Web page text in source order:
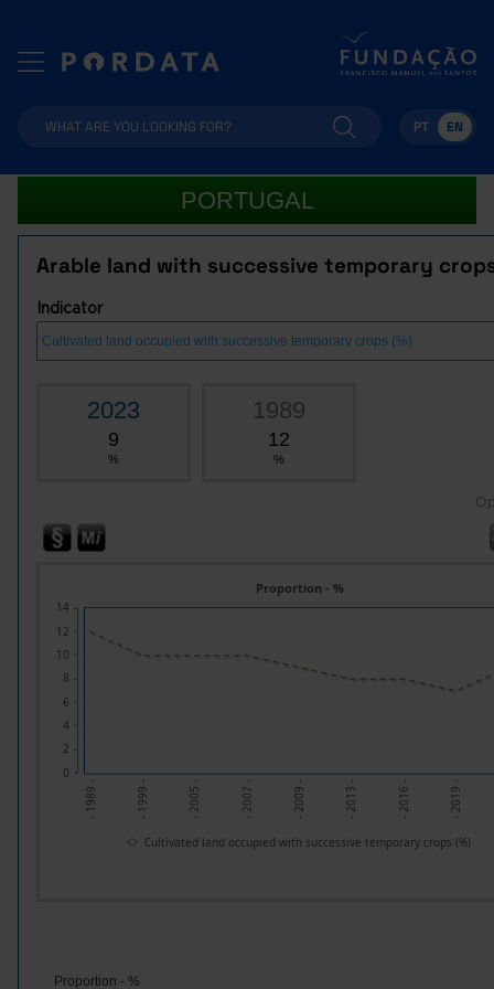
PT EN
PORTUGAL
Arable land with successive temporary
Indicator
2023
9
%
1989
12
%
- 1989 - - 1999 - - 2005 - - 2007 - - 2009 - - 2013 - - 2016 - - 2019 -
Proportion - %
0
2
4
6
8
10
12
14
Cultivated land occupied with successive temporary crops (%)
Proportion - %